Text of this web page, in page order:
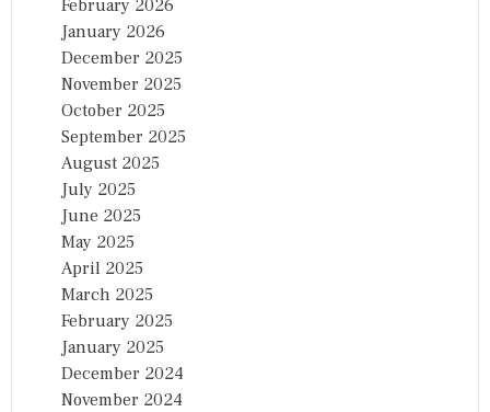
February 2026
January 2026
December 2025
November 2025
October 2025
September 2025
August 2025
July 2025
June 2025
May 2025
April 2025
March 2025
February 2025
January 2025
December 2024
November 2024